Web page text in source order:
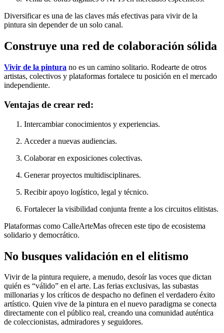
Diversificar es una de las claves más efectivas para vivir de la
pintura sin depender de un solo canal.
Construye una red de colaboración sólida
Vivir de la pintura no es un camino solitario. Rodearte de otros
artistas, colectivos y plataformas fortalece tu posición en el mercado
independiente.
Ventajas de crear red:
Intercambiar conocimientos y experiencias.
Acceder a nuevas audiencias.
Colaborar en exposiciones colectivas.
Generar proyectos multidisciplinares.
Recibir apoyo logístico, legal y técnico.
Fortalecer la visibilidad conjunta frente a los circuitos elitistas.
Plataformas como CalleArteMas ofrecen este tipo de ecosistema
solidario y democrático.
No busques validación en el elitismo
Vivir de la pintura requiere, a menudo, desoír las voces que dictan
quién es “válido” en el arte. Las ferias exclusivas, las subastas
millonarias y los críticos de despacho no definen el verdadero éxito
artístico. Quien vive de la pintura en el nuevo paradigma se conecta
directamente con el público real, creando una comunidad auténtica
de coleccionistas, admiradores y seguidores.